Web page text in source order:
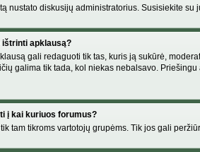
nustato diskusijų administratorius. Susisiekite
ištrinti apklausą?
gali redaguoti tik tas, kuris ją sukūrė,
galima tik tada, kol niekas nebalsavo.
į kai kuriuos forumus?
tam tikroms vartotojų grupėms. Tik jos gali